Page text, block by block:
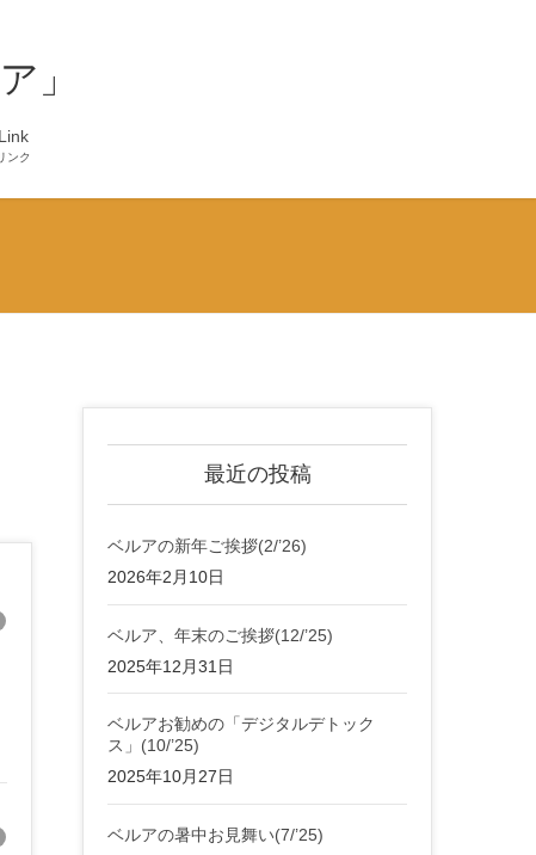
」
Link
ンク
最近の投稿
ベルアの新年ご挨拶(2/’26)
2026年2月10日
ベルア、年末のご挨拶(12/’25)
2025年12月31日
ベルアお勧めの「デジタルデトック
ス」(10/’25)
2025年10月27日
ベルアの暑中お見舞い(7/’25)